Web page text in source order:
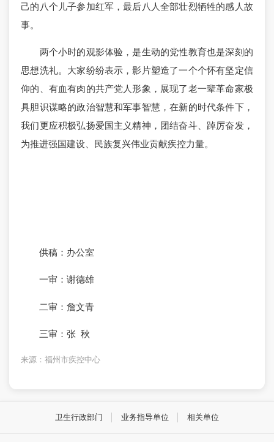
己的八个儿子参加红军，最后八人全部壮烈牺牲的感人故
事。
两个小时的观影体验，是生动的党性教育也是深刻的
思想洗礼。大家纷纷表示，影片塑造了一个个怀有坚定信
仰的、有血有肉的共产党人形象，展现了老一辈革命家极
具胆识谋略的政治智慧和军事智慧，在新的时代条件下，
我们更应积极弘扬爱国主义精神，团结奋斗、踔厉奋发，
为推进强国建设、民族复兴伟业贡献疾控力量。
供稿：办公室
一审：谢德雄
二审：詹文青
三审：张 秋
来源：福州市疾控中心
卫生行政部门 业务指导单位 相关单位